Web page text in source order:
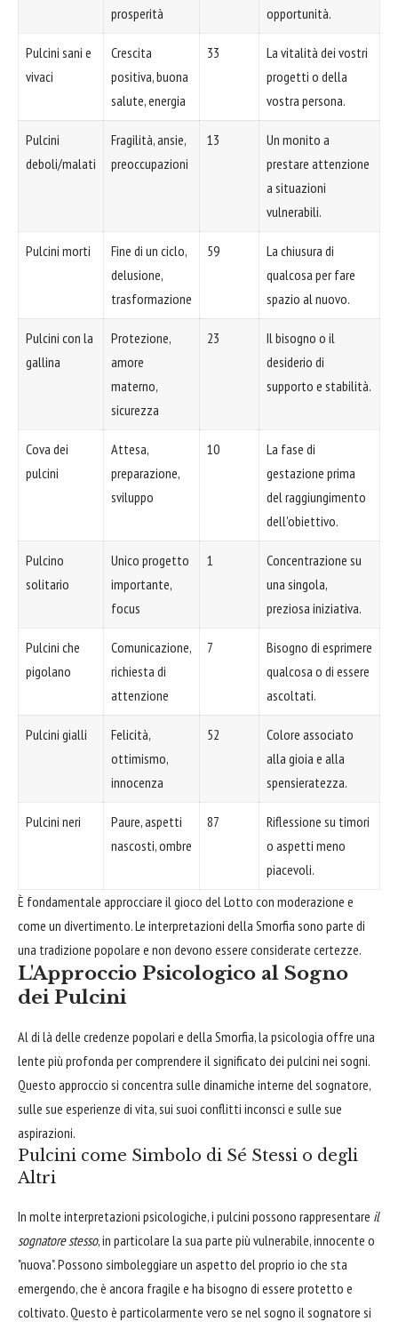
prosperità
opportunità.
Pulcini sani e
vivaci
Crescita
positiva, buona
salute, energia
33
La vitalità dei vostri
progetti o della
vostra persona.
Pulcini
deboli/malati
Fragilità, ansie,
preoccupazioni
13
Un monito a
prestare attenzione
a situazioni
vulnerabili.
Pulcini morti
Fine di un ciclo,
delusione,
trasformazione
59
La chiusura di
qualcosa per fare
spazio al nuovo.
Pulcini con la
gallina
Protezione,
amore
materno,
sicurezza
23
Il bisogno o il
desiderio di
supporto e stabilità.
Cova dei
pulcini
Attesa,
preparazione,
sviluppo
10
La fase di
gestazione prima
del raggiungimento
dell'obiettivo.
Pulcino
solitario
Unico progetto
importante,
focus
1
Concentrazione su
una singola,
preziosa iniziativa.
Pulcini che
pigolano
Comunicazione,
richiesta di
attenzione
7
Bisogno di esprimere
qualcosa o di essere
ascoltati.
Pulcini gialli
Felicità,
ottimismo,
innocenza
52
Colore associato
alla gioia e alla
spensieratezza.
Pulcini neri
Paure, aspetti
nascosti, ombre
87
Riflessione su timori
o aspetti meno
piacevoli.
È fondamentale approcciare il gioco del Lotto con moderazione e
come un divertimento. Le interpretazioni della Smorfia sono parte di
una tradizione popolare e non devono essere considerate certezze.
L'Approccio Psicologico al Sogno
dei Pulcini
Al di là delle credenze popolari e della Smorfia, la psicologia offre una
lente più profonda per comprendere il significato dei pulcini nei sogni.
Questo approccio si concentra sulle dinamiche interne del sognatore,
sulle sue esperienze di vita, sui suoi conflitti inconsci e sulle sue
aspirazioni.
Pulcini come Simbolo di Sé Stessi o degli
Altri
In molte interpretazioni psicologiche, i pulcini possono rappresentare il
sognatore stesso, in particolare la sua parte più vulnerabile, innocente o
"nuova". Possono simboleggiare un aspetto del proprio io che sta
emergendo, che è ancora fragile e ha bisogno di essere protetto e
coltivato. Questo è particolarmente vero se nel sogno il sognatore si